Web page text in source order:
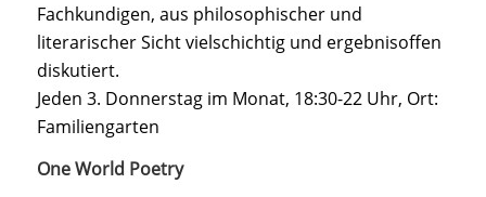
Fachkundigen, aus philosophischer und
literarischer Sicht vielschichtig und ergebnisoffen
diskutiert.
Jeden 3. Donnerstag im Monat, 18:30-22 Uhr, Ort:
Familiengarten
One World Poetry